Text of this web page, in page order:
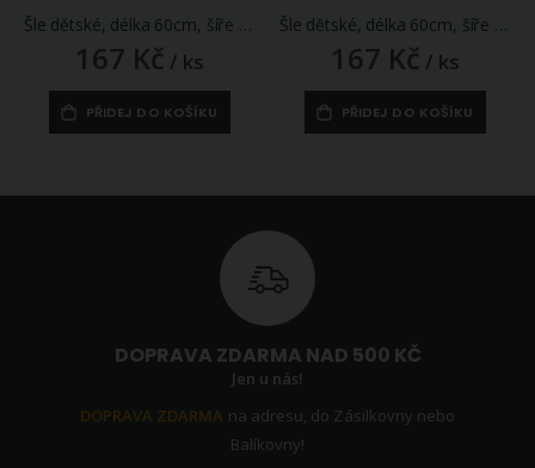
Šle dětské, délka 60cm, šíře 2,5cm, tvar Y, MEDVÍDCI tmavě modré, 650256/14
167 Kč / ks
PŘIDEJ DO KOŠÍKU
Šle dětské, délka 60cm, šíře 2,5cm, tvar Y, SRDÍČKA růžové, 650256/04
167 Kč / ks
PŘIDEJ DO KOŠÍKU
DOPRAVA ZDARMA NAD 500 KČ
Jen u nás!
DOPRAVA ZDARMA na adresu, do Zásilkovny nebo
Balíkovny!